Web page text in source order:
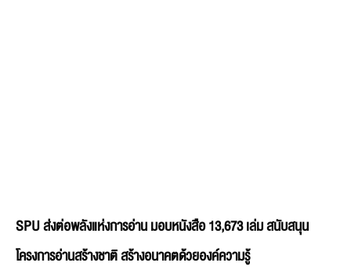
SPU ส่งต่อพลังแห่งการอ่าน มอบหนังสือ 13,673 เล่ม สนับสนุน
โครงการอ่านสร้างชาติ สร้างอนาคตด้วยองค์ความรู้